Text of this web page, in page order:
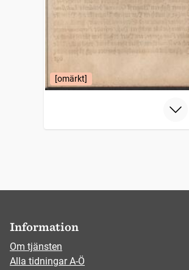
[omärkt]
Information
Om tjänsten
Alla tidningar A-Ö